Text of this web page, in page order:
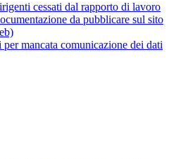
cessati dal rapporto di lavoro
da pubblicare sul sito
per mancata comunicazione dei dati